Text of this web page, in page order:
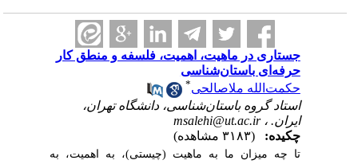
جستاری در ماهیت، اهمیت، فلسفه و منطق کار
حرفه‌ای باستان‌شناسی
حکمت‌الله ملاصالحی
استاد گروه باستان‌شناسی، دانشگاه تهران،
ایران. ، msalehi@ut.ac.ir
چکیده:
تا چه میزان ما به ماهیت (چیستی)، به اهمیت، به